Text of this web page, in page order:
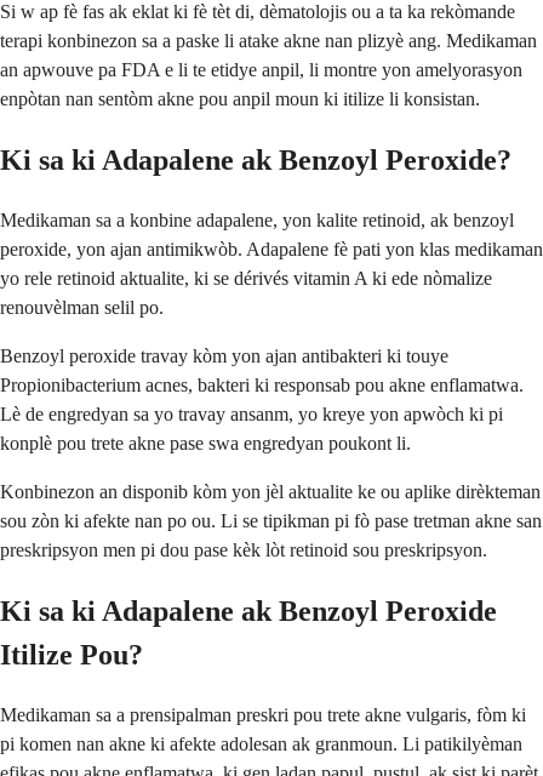
Si w ap fè fas ak eklat ki fè tèt di, dèmatolojis ou a ta ka rekòmande
terapi konbinezon sa a paske li atake akne nan plizyè ang. Medikaman
an apwouve pa FDA e li te etidye anpil, li montre yon amelyorasyon
enpòtan nan sentòm akne pou anpil moun ki itilize li konsistan.
Ki sa ki Adapalene ak Benzoyl Peroxide?
Medikaman sa a konbine adapalene, yon kalite retinoid, ak benzoyl
peroxide, yon ajan antimikwòb. Adapalene fè pati yon klas medikaman
yo rele retinoid aktualite, ki se dérivés vitamin A ki ede nòmalize
renouvèlman selil po.
Benzoyl peroxide travay kòm yon ajan antibakteri ki touye
Propionibacterium acnes, bakteri ki responsab pou akne enflamatwa.
Lè de engredyan sa yo travay ansanm, yo kreye yon apwòch ki pi
konplè pou trete akne pase swa engredyan poukont li.
Konbinezon an disponib kòm yon jèl aktualite ke ou aplike dirèkteman
sou zòn ki afekte nan po ou. Li se tipikman pi fò pase tretman akne san
preskripsyon men pi dou pase kèk lòt retinoid sou preskripsyon.
Ki sa ki Adapalene ak Benzoyl Peroxide
Itilize Pou?
Medikaman sa a prensipalman preskri pou trete akne vulgaris, fòm ki
pi komen nan akne ki afekte adolesan ak granmoun. Li patikilyèman